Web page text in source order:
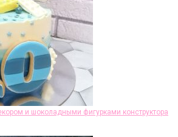
и шоколадными фигурками конструктора